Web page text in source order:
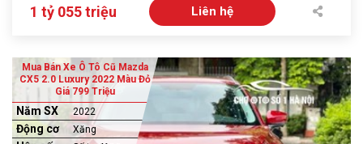
1 tỷ 055 triệu Liên hệ
Mua Bán Xe Ô Tô Cũ Mazda
CX5 2.0 Luxury 2022 Màu Đỏ
Giá 799 Triệu
Năm SX 2022
Động cơ Xăng